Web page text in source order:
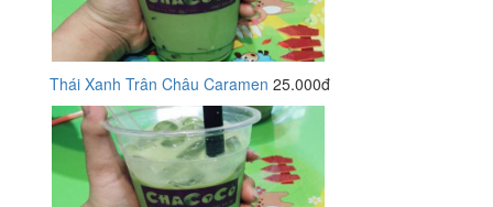
Thái Xanh Trân Châu Caramen 25.000đ